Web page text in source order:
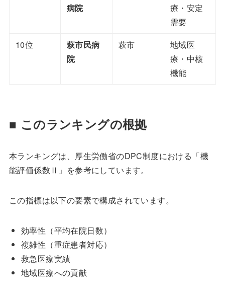
病院
療・安定
需要
10位
萩市民病
院
萩市
地域医
療・中核
機能
■ このランキングの根拠
本ランキングは、厚生労働省のDPC制度における「機
能評価係数Ⅱ」を参考にしています。
この指標は以下の要素で構成されています。
効率性（平均在院日数）
複雑性（重症患者対応）
救急医療実績
地域医療への貢献